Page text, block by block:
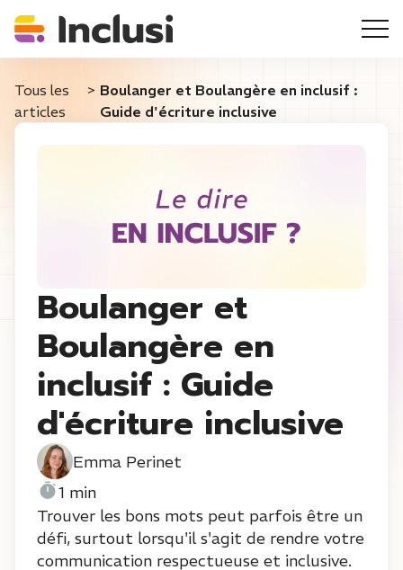
Tous les
articles
> Boulanger et Boulangère en inclusif :
Guide d'écriture inclusive
Boulanger et
Boulangère en
inclusif : Guide
d'écriture inclusive
Emma Perinet
1 min
Trouver les bons mots peut parfois être un
défi, surtout lorsqu'il s'agit de rendre votre
communication respectueuse et inclusive.